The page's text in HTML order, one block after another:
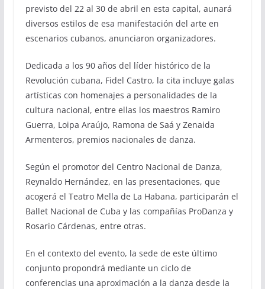
previsto del 22 al 30 de abril en esta capital, aunará
diversos estilos de esa manifestación del arte en
escenarios cubanos, anunciaron organizadores.
Dedicada a los 90 años del líder histórico de la
Revolución cubana, Fidel Castro, la cita incluye galas
artísticas con homenajes a personalidades de la
cultura nacional, entre ellas los maestros Ramiro
Guerra, Loipa Araújo, Ramona de Saá y Zenaida
Armenteros, premios nacionales de danza.
Según el promotor del Centro Nacional de Danza,
Reynaldo Hernández, en las presentaciones, que
acogerá el Teatro Mella de La Habana, participarán el
Ballet Nacional de Cuba y las compañías ProDanza y
Rosario Cárdenas, entre otras.
En el contexto del evento, la sede de este último
conjunto propondrá mediante un ciclo de
conferencias una aproximación a la danza desde la